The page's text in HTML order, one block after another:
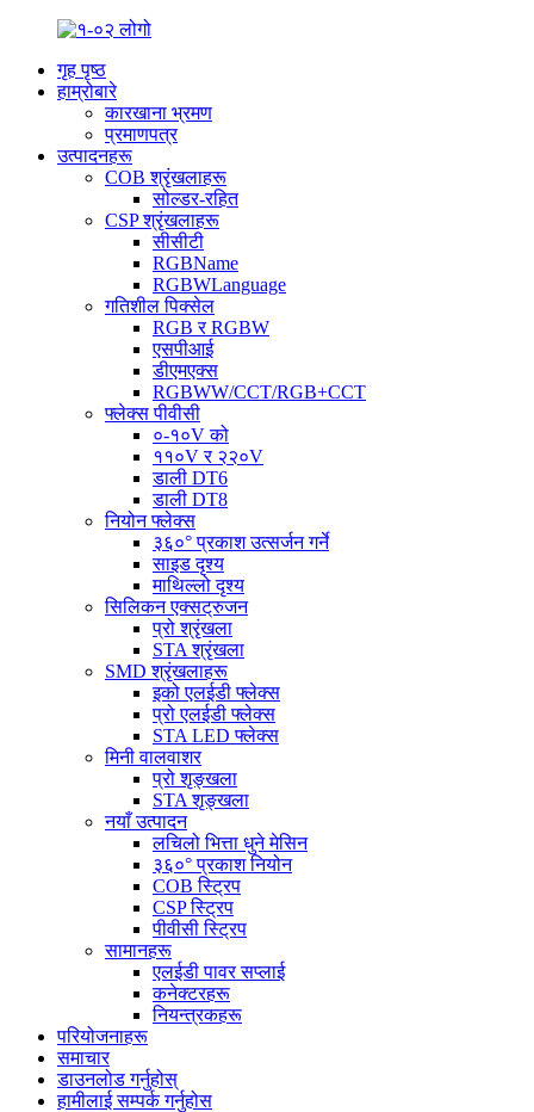
गृह पृष्ठ
हाम्रोबारे
कारखाना भ्रमण
प्रमाणपत्र
उत्पादनहरू
COB श्रृंखलाहरू
सोल्डर-रहित
CSP श्रृंखलाहरू
सीसीटी
RGBName
RGBWLanguage
गतिशील पिक्सेल
RGB र RGBW
एसपीआई
डीएमएक्स
RGBWW/CCT/RGB+CCT
फ्लेक्स पीवीसी
०-१०V को
११०V र २२०V
डाली DT6
डाली DT8
नियोन फ्लेक्स
३६०° प्रकाश उत्सर्जन गर्ने
साइड दृश्य
माथिल्लो दृश्य
सिलिकन एक्सट्रुजन
प्रो श्रृंखला
STA श्रृंखला
SMD श्रृंखलाहरू
इको एलईडी फ्लेक्स
प्रो एलईडी फ्लेक्स
STA LED फ्लेक्स
मिनी वालवाशर
प्रो शृङ्खला
STA शृङ्खला
नयाँ उत्पादन
लचिलो भित्ता धुने मेसिन
३६०° प्रकाश नियोन
COB स्ट्रिप
CSP स्ट्रिप
पीवीसी स्ट्रिप
सामानहरू
एलईडी पावर सप्लाई
कनेक्टरहरू
नियन्त्रकहरू
परियोजनाहरू
समाचार
डाउनलोड गर्नुहोस्
हामीलाई सम्पर्क गर्नुहोस